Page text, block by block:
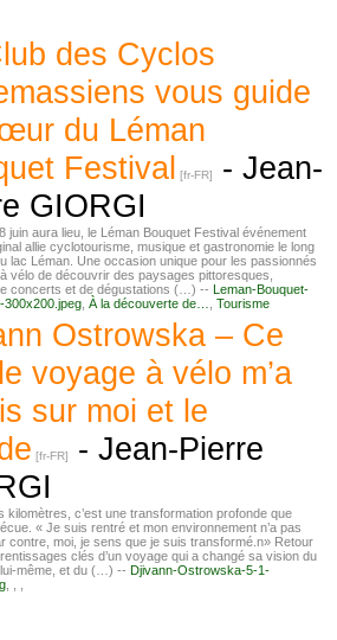
des Cyclos
vous guide
du Léman
Festival
- Jean-
GIORGI
juin aura lieu, le Léman Bouquet Festival événement
allie cyclotourisme, musique et gastronomie le long
lac Léman. Une occasion unique pour les passionnés
vélo de découvrir des paysages pittoresques,
concerts et de dégustations (…) -- Leman-Bouquet-
300x200.jpeg À la découverte de… Tourisme
Ostrowska – Ce
voyage à vélo m’a
sur moi et le
- Jean-Pierre
kilomètres, c’est une transformation profonde que
« Je suis rentré et mon environnement n’a pas
contre, moi, je sens que je suis transformé.n» Retour
clés d’un voyage qui a changé sa vision du
même, et du (…) -- Djivann-Ostrowska-5-1-